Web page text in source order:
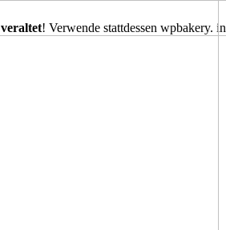
veraltet! Verwende stattdessen wpbakery. in